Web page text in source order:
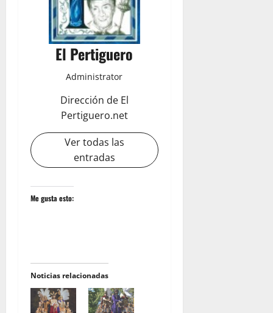
El Pertiguero
Administrator
Dirección de El
Pertiguero.net
Ver todas las
entradas
Me gusta esto:
Noticias relacionadas